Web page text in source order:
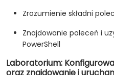
Zrozumienie składni
Znajdowanie poleceń i
PowerShell
Laboratorium: